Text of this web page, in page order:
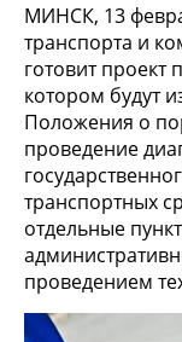
МИНСК, 13
транспорта и
готовит проект
котором будут
Положения о
проведение
транспортных
отдельные
проведением